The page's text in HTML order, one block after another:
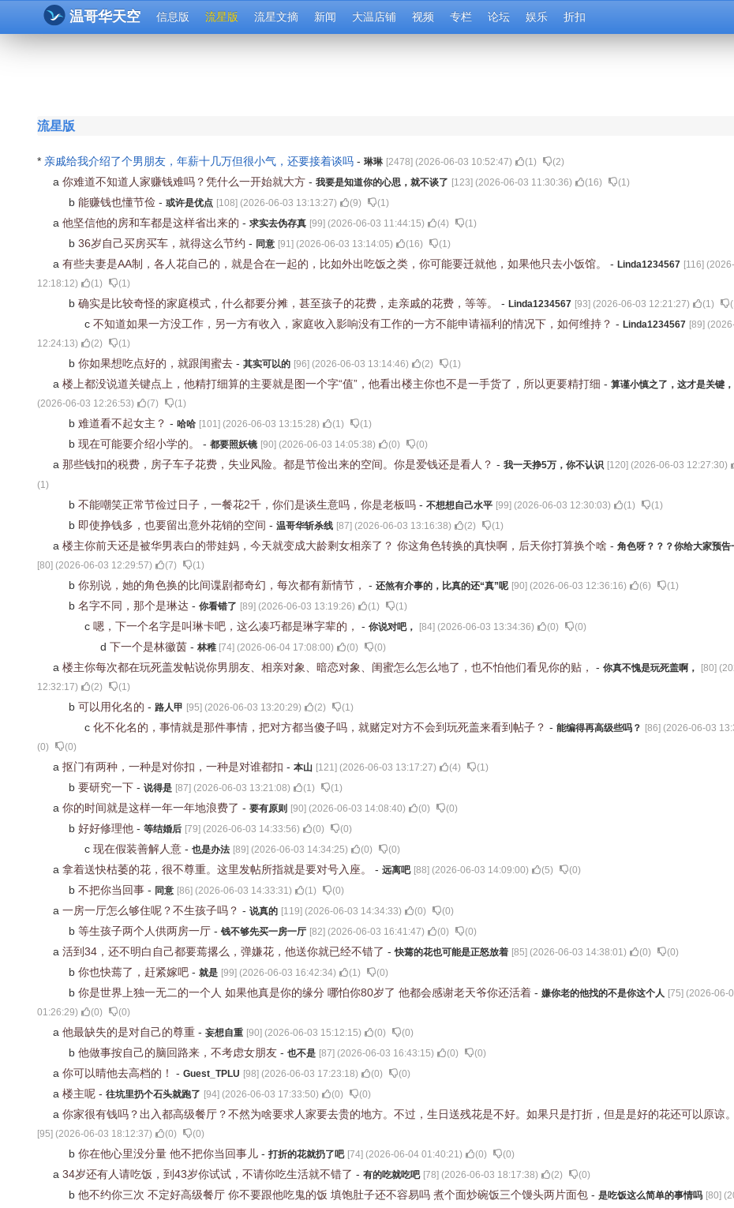
温哥华天空 信息版 流星版 流星文摘 新闻 大温店铺 视频 专栏 论坛 娱乐 折扣
流星版
* 亲戚给我介绍了个男朋友，年薪十几万但很小气，还要接着谈吗 - 琳琳 [2478] (2026-06-03 10:52:47) (1) (2)
a 你难道不知道人家赚钱难吗？凭什么一开始就大方 - 我要是知道你的心思，就不谈了 [123] (2026-06-03 11:30:36) (16) (1)
b 能赚钱也懂节俭 - 或许是优点 [108] (2026-06-03 13:13:27) (9) (1)
a 他坚信他的房和车都是这样省出来的 - 求实去伪存真 [99] (2026-06-03 11:44:15) (4) (1)
b 36岁自己买房买车，就得这么节约 - 同意 [91] (2026-06-03 13:14:05) (16) (1)
a 有些夫妻是AA制，各人花自己的，就是合在一起的，比如外出吃饭之类，你可能要迁就他，如果他只去小饭馆。 - Linda1234567 [116] (
12:18:12) (1) (1)
b 确实是比较奇怪的家庭模式，什么都要分摊，甚至孩子的花费，走亲戚的花费，等等。 - Linda1234567 [93] (2026-06-03 12:21:27) (1) (
c 不知道如果一方没工作，另一方有收入，家庭收入影响没有工作的一方不能申请福利的情况下，如何维持？ - Linda1234567 [89] (
12:24:13) (2) (1)
b 你如果想吃点好的，就跟闺蜜去 - 其实可以的 [96] (2026-06-03 13:14:46) (2) (1)
a 楼上都没说道关键点上，他精打细算的主要就是图一个字“值”，他看出楼主你也不是一手货了，所以更要精打细 - 算谨小慎之了，这才是关键，
(2026-06-03 12:26:53) (7) (1)
b 难道看不起女主？ - 哈哈 [101] (2026-06-03 13:15:28) (1) (1)
b 现在可能要介绍小学的。 - 都要照妖镜 [90] (2026-06-03 14:05:38) (0) (0)
a 那些钱扣的税费，房子车子花费，失业风险。都是节俭出来的空间。你是爱钱还是看人？ - 我一天挣5万，你不认识 [120] (2026-06-03 12:27:30)
(1)
b 不能嘲笑正常节俭过日子，一餐花2千，你们是谈生意吗，你是老板吗 - 不想想自己水平 [99] (2026-06-03 12:30:03) (1) (1)
b 即使挣钱多，也要留出意外花销的空间 - 温哥华斩杀线 [87] (2026-06-03 13:16:38) (2) (1)
a 楼主你前天还是被华男表白的带娃妈，今天就变成大龄剩女相亲了？ 你这角色转换的真快啊，后天你打算换个啥 - 角色呀？？？你给大家预告
[80] (2026-06-03 12:29:57) (7) (1)
b 你别说，她的角色换的比间谍剧都奇幻，每次都有新情节， - 还煞有介事的，比真的还“真”呢 [90] (2026-06-03 12:36:16) (6) (1)
b 名字不同，那个是琳达 - 你看错了 [89] (2026-06-03 13:19:26) (1) (1)
c 嗯，下一个名字是叫琳卡吧，这么凑巧都是琳字辈的， - 你说对吧， [84] (2026-06-03 13:34:36) (0) (0)
d 下一个是林徽茵 - 林稚 [74] (2026-06-04 17:08:00) (0) (0)
a 楼主你每次都在玩死盖发帖说你男朋友、相亲对象、暗恋对象、闺蜜怎么怎么地了，也不怕他们看见你的贴， - 你真不愧是玩死盖啊， [80] (
12:32:17) (2) (1)
b 可以用化名的 - 路人甲 [95] (2026-06-03 13:20:29) (2) (1)
c 化不化名的，事情就是那件事情，把对方都当傻子吗，就赌定对方不会到玩死盖来看到帖子？ - 能编得再高级些吗？ [86] (2026-06-03
(0) (0)
a 抠门有两种，一种是对你扣，一种是对谁都扣 - 本山 [121] (2026-06-03 13:17:27) (4) (1)
b 要研究一下 - 说得是 [87] (2026-06-03 13:21:08) (1) (1)
a 你的时间就是这样一年一年地浪费了 - 要有原则 [90] (2026-06-03 14:08:40) (0) (0)
b 好好修理他 - 等结婚后 [79] (2026-06-03 14:33:56) (0) (0)
c 现在假装善解人意 - 也是办法 [89] (2026-06-03 14:34:25) (0) (0)
a 拿着送快枯萎的花，很不尊重。这里发帖所指就是要对号入座。 - 远离吧 [88] (2026-06-03 14:09:00) (5) (0)
b 不把你当回事 - 同意 [86] (2026-06-03 14:33:31) (1) (0)
a 一房一厅怎么够住呢？不生孩子吗？ - 说真的 [119] (2026-06-03 14:34:33) (0) (0)
b 等生孩子两个人供两房一厅 - 钱不够先买一房一厅 [82] (2026-06-03 16:41:47) (0) (0)
a 活到34，还不明白自己都要蔫撂么，弹嫌花，他送你就已经不错了 -快蔫的花也可能是正怒放着 [85] (2026-06-03 14:38:01) (0) (0)
b 你也快蔫了，赶紧嫁吧 - 就是 [99] (2026-06-03 16:42:34) (1) (0)
b 你是世界上独一无二的一个人 如果他真是你的缘分 哪怕你80岁了 他都会感谢老天爷你还活着 - 嫌你老的他找的不是你这个人 [75] (2026-06-
01:26:29) (0) (0)
a 他最缺失的是对自己的尊重 - 妄想自重 [90] (2026-06-03 15:12:15) (0) (0)
b 他做事按自己的脑回路来，不考虑女朋友 - 也不是 [87] (2026-06-03 16:43:15) (0) (0)
a 你可以晴他去高档的！ - Guest_TPLU [98] (2026-06-03 17:23:18) (0) (0)
a 楼主呢 - 往坑里扔个石头就跑了 [94] (2026-06-03 17:33:50) (0) (0)
a 你家很有钱吗？出入都高级餐厅？不然为啥要求人家要去贵的地方。不过，生日送残花是不好。如果只是打折，但是是好的花还可以原谅。
[95] (2026-06-03 18:12:37) (0) (0)
b 你在他心里没分量 他不把你当回事儿 - 打折的花就扔了吧 [74] (2026-06-04 01:40:21) (0) (0)
a 34岁还有人请吃饭，到43岁你试试，不请你吃生活就不错了 - 有的吃就吃吧 [78] (2026-06-03 18:17:38) (2) (0)
b 他不约你三次 不定好高级餐厅 你不要跟他吃鬼的饭 填饱肚子还不容易吗 煮个面炒碗饭三个馒头两片面包 - 是吃饭这么简单的事情吗 [80] (